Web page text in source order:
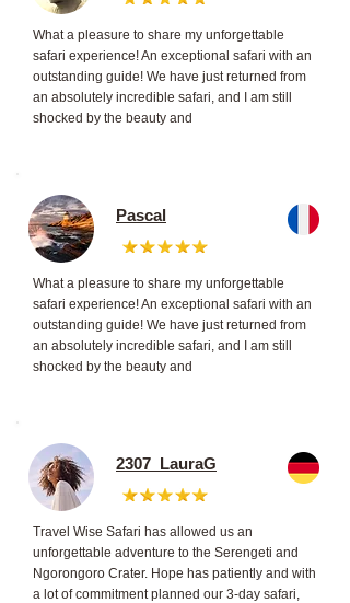
What a pleasure to share my unforgettable
safari experience! An exceptional safari with an
outstanding guide! We have just returned from
an absolutely incredible safari, and I am still
shocked by the beauty and
Pascal
What a pleasure to share my unforgettable
safari experience! An exceptional safari with an
outstanding guide! We have just returned from
an absolutely incredible safari, and I am still
shocked by the beauty and
2307_LauraG
Travel Wise Safari has allowed us an
unforgettable adventure to the Serengeti and
Ngorongoro Crater. Hope has patiently and with
a lot of commitment planned our 3-day safari,